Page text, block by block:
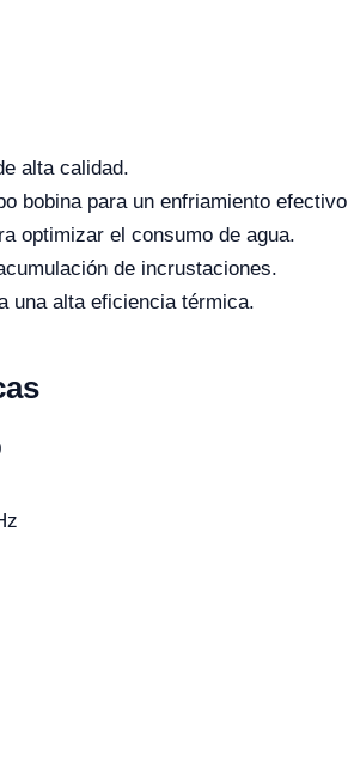
alta calidad.
bobina para un enfriamiento
optimizar el consumo de agua.
de incrustaciones.
una alta eficiencia térmica.